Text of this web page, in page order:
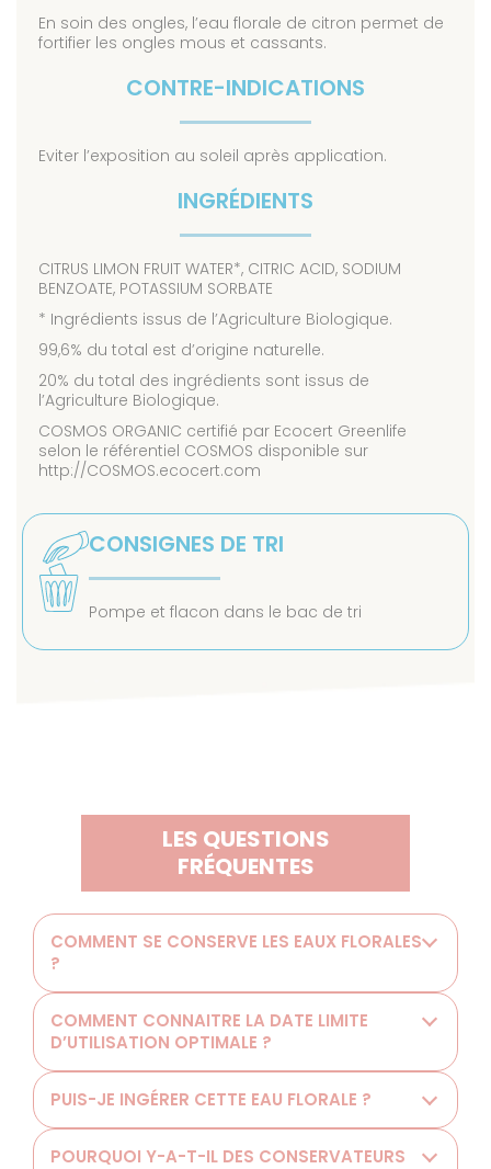
En soin des ongles, l’eau florale de citron permet de
fortifier les ongles mous et cassants.
CONTRE-INDICATIONS
Eviter l’exposition au soleil après application.
INGRÉDIENTS
CITRUS LIMON FRUIT WATER*, CITRIC ACID, SODIUM
BENZOATE, POTASSIUM SORBATE
* Ingrédients issus de l’Agriculture Biologique.
99,6% du total est d’origine naturelle.
20% du total des ingrédients sont issus de
l’Agriculture Biologique.
COSMOS ORGANIC certifié par Ecocert Greenlife
selon le référentiel COSMOS disponible sur
http://COSMOS.ecocert.com
CONSIGNES DE TRI
Pompe et flacon dans le bac de tri
LES QUESTIONS
FRÉQUENTES
COMMENT SE CONSERVE LES EAUX FLORALES
?
COMMENT CONNAITRE LA DATE LIMITE
D’UTILISATION OPTIMALE ?
PUIS-JE INGÉRER CETTE EAU FLORALE ?
POURQUOI Y-A-T-IL DES CONSERVATEURS